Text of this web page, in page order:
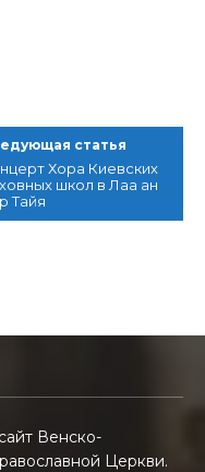
статья
Хора Киевских
школ в Лаа ан
Тайя
Венско-
Церкви.